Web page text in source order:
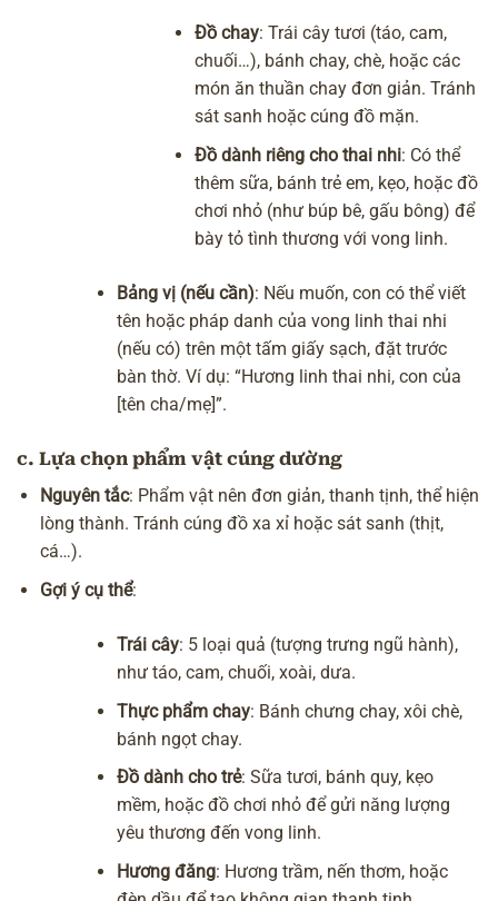
Đồ chay: Trái cây tươi (táo, cam,
chuối…), bánh chay, chè, hoặc các
món ăn thuần chay đơn giản. Tránh
sát sanh hoặc cúng đồ mặn.
Đồ dành riêng cho thai nhi: Có thể
thêm sữa, bánh trẻ em, kẹo, hoặc đồ
chơi nhỏ (như búp bê, gấu bông) để
bày tỏ tình thương với vong linh.
Bảng vị (nếu cần): Nếu muốn, con có thể viết
tên hoặc pháp danh của vong linh thai nhi
(nếu có) trên một tấm giấy sạch, đặt trước
bàn thờ. Ví dụ: “Hương linh thai nhi, con của
[tên cha/mẹ]”.
c. Lựa chọn phẩm vật cúng dường
Nguyên tắc: Phẩm vật nên đơn giản, thanh tịnh, thể hiện
lòng thành. Tránh cúng đồ xa xỉ hoặc sát sanh (thịt,
cá…).
Gợi ý cụ thể:
Trái cây: 5 loại quả (tượng trưng ngũ hành),
như táo, cam, chuối, xoài, dưa.
Thực phẩm chay: Bánh chưng chay, xôi chè,
bánh ngọt chay.
Đồ dành cho trẻ: Sữa tươi, bánh quy, kẹo
mềm, hoặc đồ chơi nhỏ để gửi năng lượng
yêu thương đến vong linh.
Hương đăng: Hương trầm, nến thơm, hoặc